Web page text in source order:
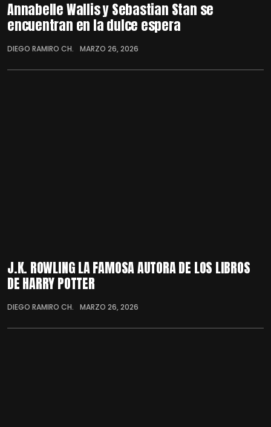
Annabelle Wallis y Sebastian Stan se
encuentran en la dulce espera
DIEGO RAMIRO CH. MARZO 26, 2026
J.K. ROWLING LA FAMOSA AUTORA DE LOS LIBROS
DE HARRY POTTER
DIEGO RAMIRO CH. MARZO 26, 2026